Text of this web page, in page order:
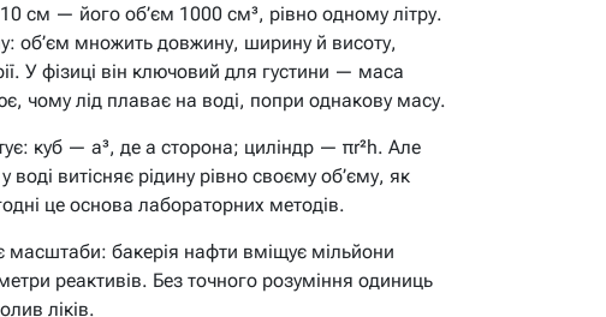
см — його об’єм 1000 см³, рівно одному літру.
об’єм множить довжину, ширину й висоту,
У фізиці він ключовий для густини — маса
чому лід плаває на воді, попри однакову масу.
куб — a³, де a сторона; циліндр — πr²h. Але
воді витісняє рідину рівно своєму об’єму, як
це основа лабораторних методів.
масштаби: бакерія нафти вміщує мільйони
реактивів. Без точного розуміння одиниць
ліків.